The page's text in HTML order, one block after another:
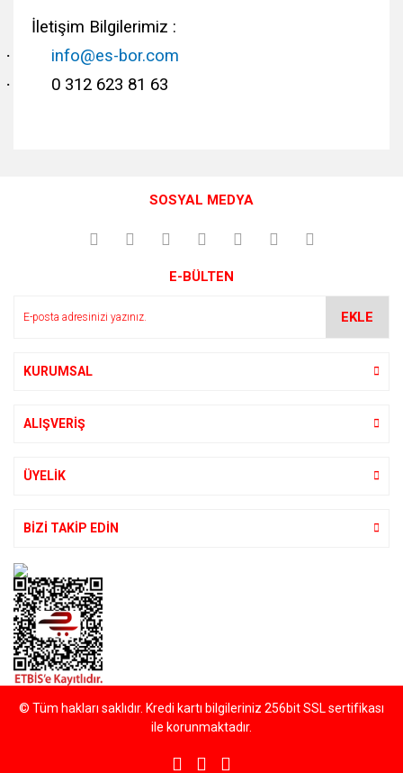
İletişim Bilgilerimiz :
· info@es-bor.com
· 0 312 623 81 63
Yorum Yaz
Görüş ve önerileriniz için teşekkür ederiz.
Ürün açıklamasında eksik bilgiler bulunuyor.
SOSYAL MEDYA
E-BÜLTEN
EKLE
KURUMSAL
ALIŞVERİŞ
ÜYELİK
BİZİ TAKİP EDİN
© Tüm hakları saklıdır. Kredi kartı bilgileriniz 256bit SSL sertifikası
ile korunmaktadır.